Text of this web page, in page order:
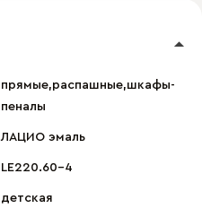
прямые,распашные,шкафы-
пеналы
ЛАЦИО эмаль
LE220.60-4
детская